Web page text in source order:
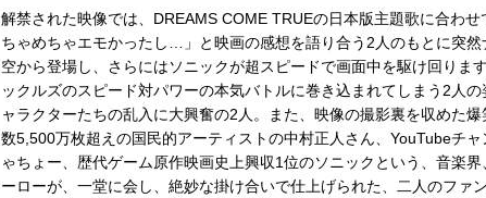
解禁された映像では、DREAMS COME TRUEの日本版主題歌に合わ
ちゃめちゃエモかったし…」と映画の感想を語り合う2人のもとに突
空から登場し、さらにはソニックが超スピードで画面中を駆け回りま
ックルズのスピード対パワーの本気バトルに巻き込まれてしまう2人
ャラクターたちの乱入に大興奮の2人。また、映像の撮影裏を収めた
数5,500万枚超えの国民的アーティストの中村正人さん、YouTubeチ
ゃちょー、歴代ゲーム原作映画史上興収1位のソニックという、音楽
ーローが、一堂に会し、絶妙な掛け合いで仕上げられた、二人のファ